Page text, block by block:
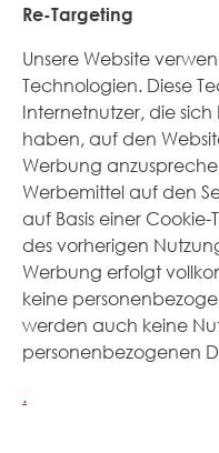
Re-Targeting
Unsere Website
Technologien. Diese
Internetnutzer, die sich
haben, auf den
Werbung
Werbemittel auf den
auf Basis einer
des vorherigen
Werbung erfolgt
keine
werden auch keine
personenbezogenen
.